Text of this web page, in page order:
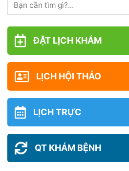
ĐẶT LỊCH KHÁM
LỊCH HỘI THẢO
LỊCH TRỰC
QT KHÁM BỆNH